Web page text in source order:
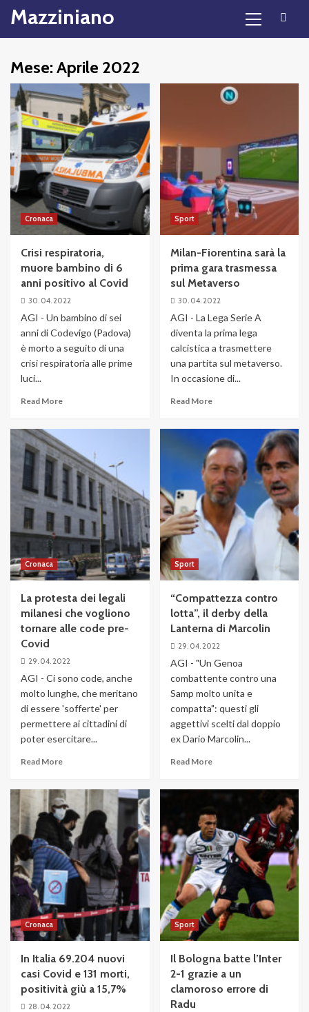
Skip
content
Mazziniano
Menu
Mese: Aprile 2022
Cronaca
Crisi respiratoria,
muore bambino di 6
anni positivo al Covid
30. 04. 2022
AGI - Un bambino di sei
anni di Codevigo (Padova)
è morto a seguito di una
crisi respiratoria alle prime
luci...
Read More
Sport
Milan-Fiorentina sarà la
prima gara trasmessa
sul Metaverso
30. 04. 2022
AGI - La Lega Serie A
diventa la prima lega
calcistica a trasmettere
una partita sul metaverso.
In occasione di...
Read More
Cronaca
La protesta dei legali
milanesi che vogliono
tornare alle code pre-
Covid
29. 04. 2022
AGI - Ci sono code, anche
molto lunghe, che meritano
di essere 'sofferte' per
permettere ai cittadini di
poter esercitare...
Read More
Sport
“Compattezza contro
lotta”, il derby della
Lanterna di Marcolin
29. 04. 2022
AGI - "Un Genoa
combattente contro una
Samp molto unita e
compatta": questi gli
aggettivi scelti dal doppio
ex Dario Marcolin...
Read More
Cronaca
In Italia 69.204 nuovi
casi Covid e 131 morti,
positività giù a 15,7%
28. 04. 2022
Sport
Il Bologna batte l’Inter
2-1 grazie a un
clamoroso errore di
Radu